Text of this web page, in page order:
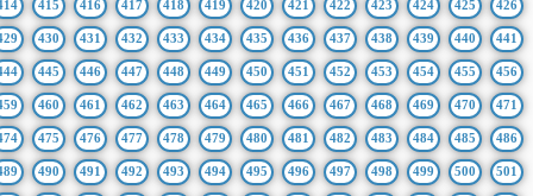
415 416 417 418 419 420 421 422 423 424 425 426
430 431 432 433 434 435 436 437 438 439 440 441
445 446 447 448 449 450 451 452 453 454 455 456
460 461 462 463 464 465 466 467 468 469 470 471
475 476 477 478 479 480 481 482 483 484 485 486
490 491 492 493 494 495 496 497 498 499 500 501